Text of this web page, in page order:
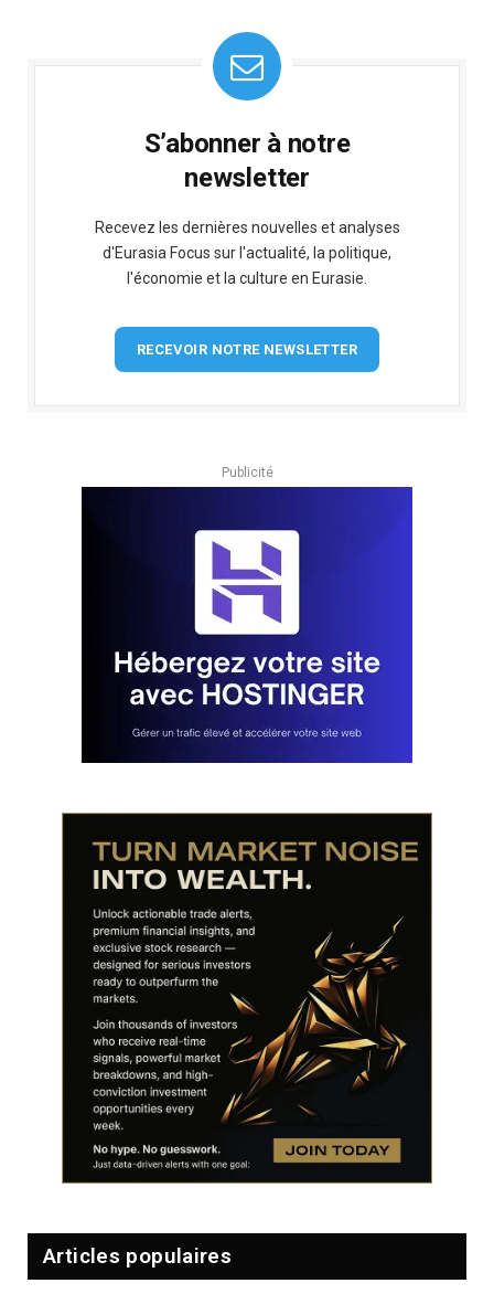
S’abonner à notre
newsletter
Recevez les dernières nouvelles et analyses
d'Eurasia Focus sur l'actualité, la politique,
l'économie et la culture en Eurasie.
RECEVOIR NOTRE NEWSLETTER
Publicité
Articles populaires